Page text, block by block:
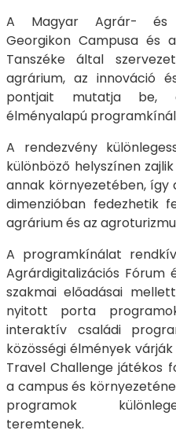
A Magyar Agrár- és
Georgikon Campusa és
Tanszéke által
agrárium, az innováció
pontjait mutatja be,
élményalapú
A rendezvény
különböző helyszínen
annak környezetében,
dimenzióban fedezhetik
agrárium és az
A programkínálat
Agrárdigitalizációs Fórum
szakmai előadásai
nyitott porta
interaktív családi
közösségi élmények
Travel Challenge játékos
a campus és
programok
teremtenek.